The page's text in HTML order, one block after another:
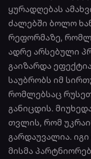
ყურადღებას
ძალებში ბოლო
რეფორმაზე,
ადრე არსებული
გაიზარდა
საუბრობს იმ
რომლებსაც
განიცდის.
თვლის, რომ
გარდაუვალია.
მისმა